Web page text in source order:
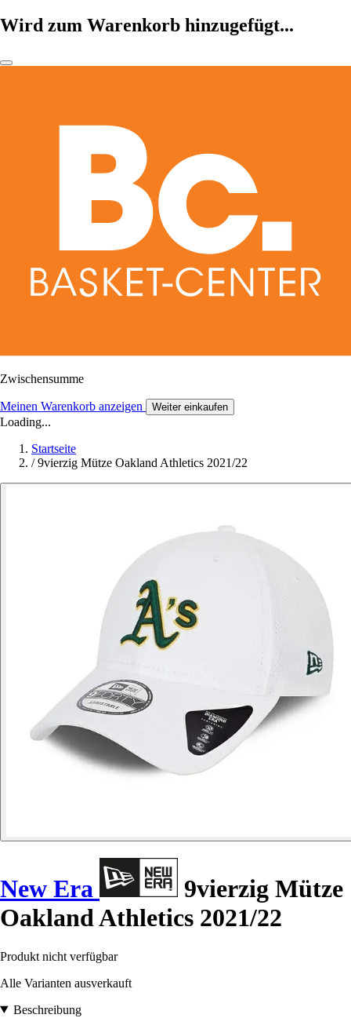
Wird zum Warenkorb hinzugefügt...
Zwischensumme
Meinen Warenkorb anzeigen Weiter einkaufen
Loading...
Startseite
/ 9vierzig Mütze Oakland Athletics 2021/22
New Era
9vierzig Mütze
Oakland Athletics 2021/22
Produkt nicht verfügbar
Alle Varianten ausverkauft
Beschreibung